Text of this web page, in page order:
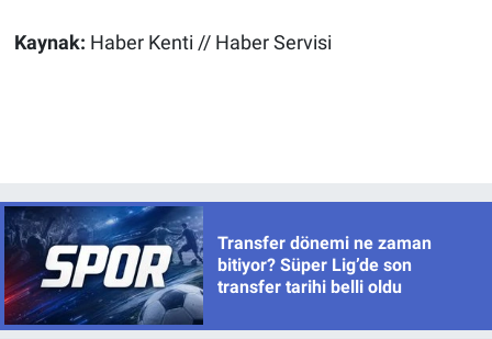
Kaynak: Haber Kenti // Haber Servisi
Transfer dönemi ne zaman
bitiyor? Süper Lig’de son
transfer tarihi belli oldu